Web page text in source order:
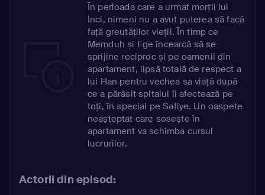
În perioada care a urmat morții lui
İnci, nimeni nu a avut puterea să facă
față greutăților vieții. În timp ce
Memduh și Ege încearcă să se
sprijine reciproc și pe oamenii din
apartament, lipsă totală de respect a
lui Han pentru vechea sa viață după
ce a părăsit spitalul îi afectează pe
toți, în special pe Safiye. Un oaspete
neașteptat care sosește în
apartament va schimba cursul
lucrurilor.
Actorii din episod: